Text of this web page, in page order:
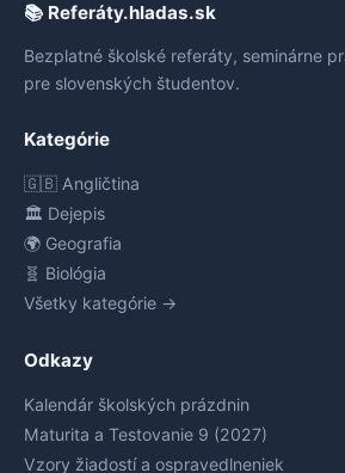
📚 Referáty.hladas.sk
Bezplatné školské referáty, seminárne
pre slovenských študentov.
Kategórie
🇬🇧 Angličtina
🏛️ Dejepis
🌍 Geografia
🧬 Biológia
Všetky kategórie →
Odkazy
Kalendár školských prázdnin
Maturita a Testovanie 9 (2027)
Vzory žiadostí a ospravedlneniek